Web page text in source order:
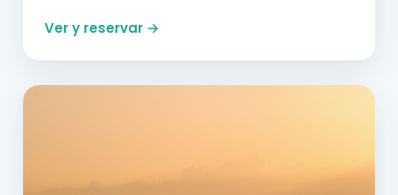
Ver y reservar →